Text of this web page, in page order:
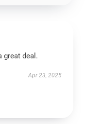
great deal.
Apr 23, 2025